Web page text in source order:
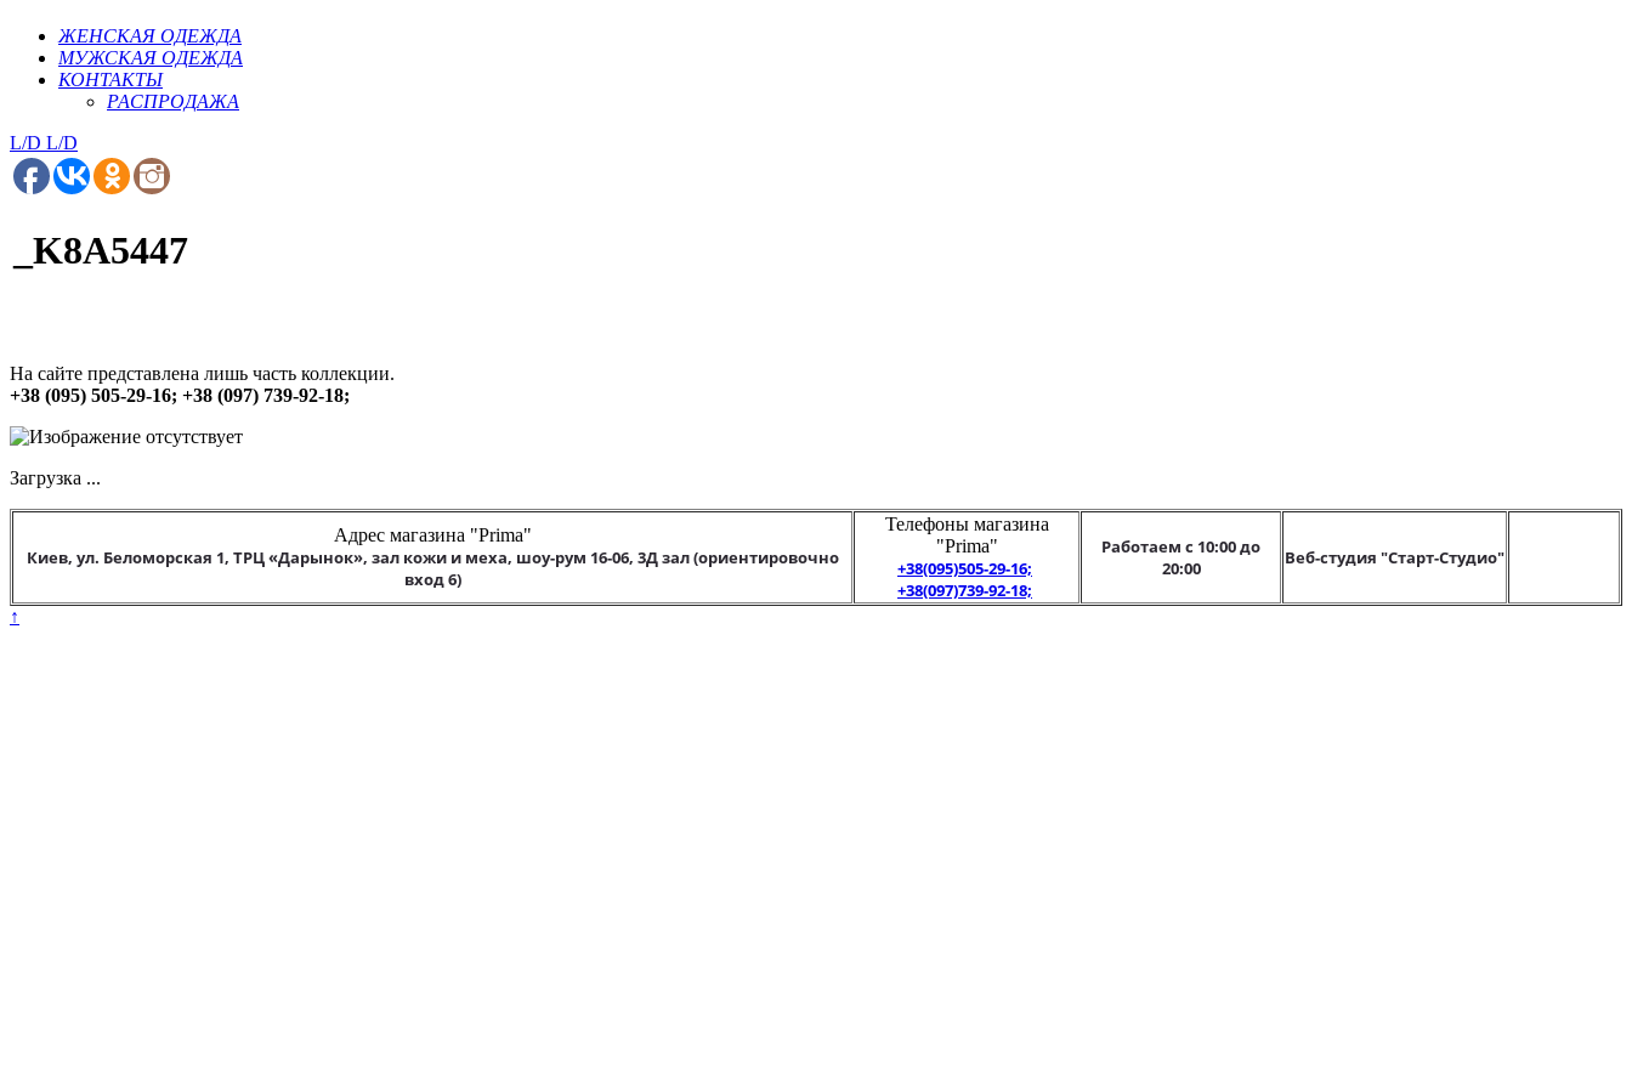
ЖЕНСКАЯ ОДЕЖДА
МУЖСКАЯ ОДЕЖДА
КОНТАКТЫ
РАСПРОДАЖА
L/D L/D
_K8A5447
На сайте представлена лишь часть коллекции.
+38 (095) 505-29-16; +38 (097) 739-92-18;
Загрузка ...
Адрес магазина "Prima"
Киев, ул. Беломорская 1, ТРЦ «Дарынок», зал кожи и меха, шоу-рум 16-06, 3Д зал (ориентировочно
вход 6)
Телефоны магазина
"Prima"
+38(095)505-29-16;
+38(097)739-92-18;
Работаем с 10:00 до
20:00
Веб-студия "Старт-Студио"
↑